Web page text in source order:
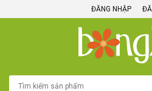
ĐĂNG NHẬP